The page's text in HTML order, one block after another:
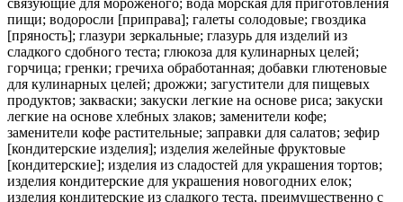
пищи; водоросли [приправа]; галеты солодовые; гвоздика
[пряность]; глазури зеркальные; глазурь для изделий из
сладкого сдобного теста; глюкоза для кулинарных целей;
горчица; гренки; гречиха обработанная; добавки глютеновые
для кулинарных целей; дрожжи; загустители для пищевых
продуктов; закваски; закуски легкие на основе риса; закуски
легкие на основе хлебных злаков; заменители кофе;
заменители кофе растительные; заправки для салатов; зефир
[кондитерские изделия]; изделия желейные фруктовые
[кондитерские]; изделия из сладостей для украшения тортов;
изделия кондитерские для украшения новогодних елок;
изделия кондитерские из сладкого теста, преимущественно с